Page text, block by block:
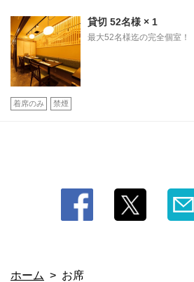
貸切 52名様 × 1
最大52名様迄の完全個室！
着席のみ 禁煙
ホーム お席